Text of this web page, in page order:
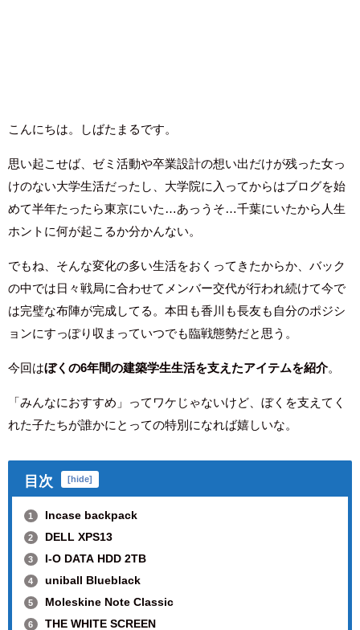
こんにちは。しばたまるです。
思い起こせば、ゼミ活動や卒業設計の想い出だけが残った女っ
けのない大学生活だったし、大学院に入ってからはブログを始
めて半年たったら東京にいた…あっうそ…千葉にいたから人生
ホントに何が起こるか分かんない。
でもね、そんな変化の多い生活をおくってきたからか、バック
の中では日々戦局に合わせてメンバー交代が行われ続けて今で
は完璧な布陣が完成してる。本田も香川も長友も自分のポジシ
ョンにすっぽり収まっていつでも臨戦態勢だと思う。
今回はぼくの6年間の建築学生生活を支えたアイテムを紹介。
「みんなにおすすめ」ってワケじゃないけど、ぼくを支えてく
れた子たちが誰かにとっての特別になれば嬉しいな。
目次 [hide]
1 Incase backpack
2 DELL XPS13
3 I-O DATA HDD 2TB
4 uniball Blueblack
5 Moleskine Note Classic
6 THE WHITE SCREEN